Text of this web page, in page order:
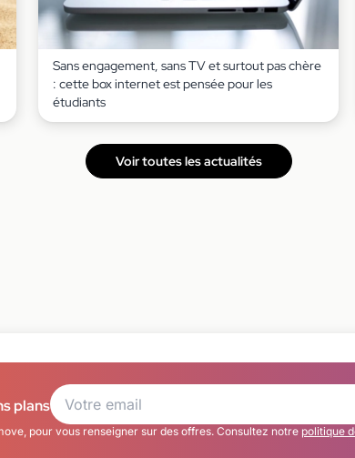
Sans engagement, sans TV et surtout pas chère
: cette box internet est pensée pour les
étudiants
Voir toutes les actualités
plans
pour vous renseigner sur des offres. Consultez notre politique